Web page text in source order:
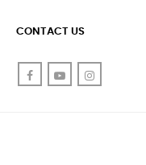
CONTACT US
FacebookYouTube